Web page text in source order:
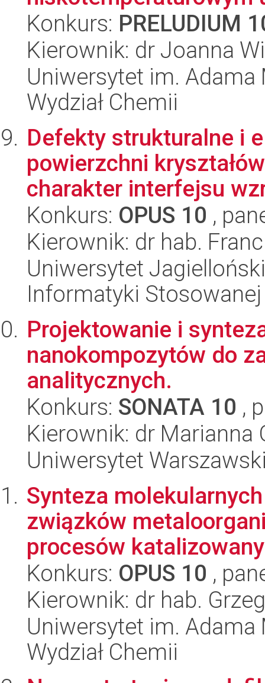
Konkurs: PRELUDIUM
Kierownik: dr Joanna
Uniwersytet im.
Wydział Chemii
Defekty strukturalne i
powierzchni
charakter interfejsu
Konkurs: OPUS 10 ,
Kierownik: dr hab.
Uniwersytet
Informatyki Stosowanej
Projektowanie i
nanokompozytów do
analitycznych.
Konkurs: SONATA 10 ,
Kierownik: dr Marianna
Uniwersytet
Synteza
związków
procesów
Konkurs: OPUS 10 ,
Kierownik: dr hab.
Uniwersytet im.
Wydział Chemii